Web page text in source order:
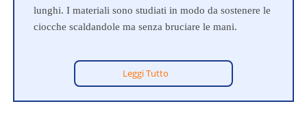
lunghi. I materiali sono studiati in modo da sostenere le
ciocche scaldandole ma senza bruciare le mani.
Leggi Tutto